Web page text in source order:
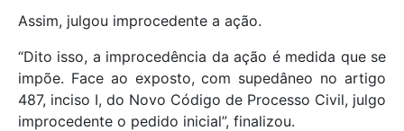
Assim, julgou improcedente a ação.
“Dito isso, a improcedência da ação é medida que se
impõe. Face ao exposto, com supedâneo no artigo
487, inciso I, do Novo Código de Processo Civil, julgo
improcedente o pedido inicial”, finalizou.